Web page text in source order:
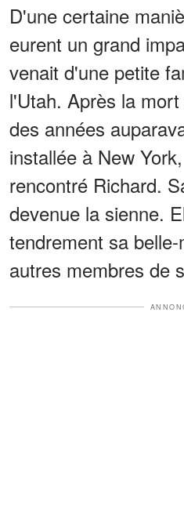
D'une certaine
eurent un grand
venait d'une petite
l'Utah. Après la
des années
installée à New
rencontré Richard.
devenue la sienne.
tendrement sa
autres membres de